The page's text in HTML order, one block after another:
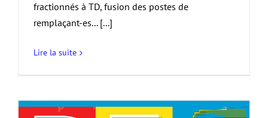
fractionnés à TD, fusion des postes de
remplaçant-es... [...]
Lire la suite